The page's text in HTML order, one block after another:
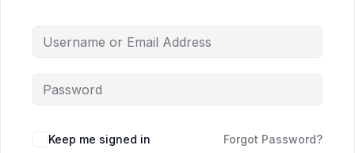
Keep me signed in Forgot Password?